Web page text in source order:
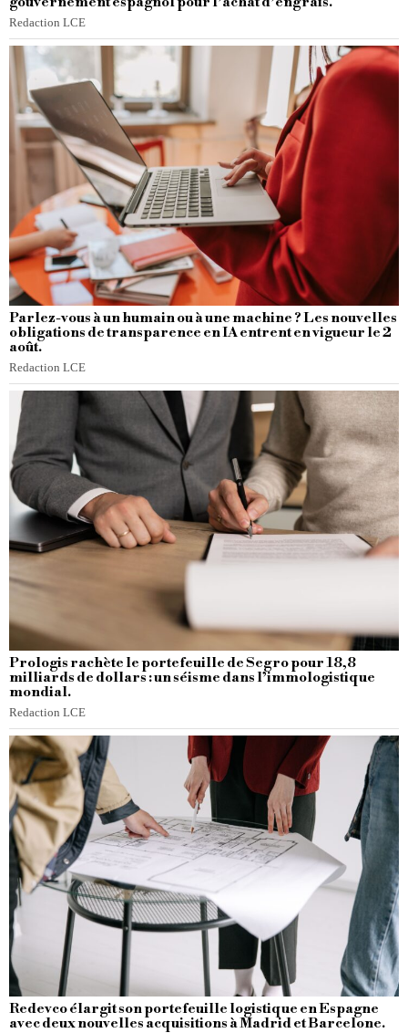
Redaction LCE
Parlez-vous à un humain ou à une machine ? Les nouvelles
obligations de transparence en IA entrent en vigueur le 2
août.
Redaction LCE
Prologis rachète le portefeuille de Segro pour 18,8
milliards de dollars : un séisme dans l’immologistique
mondial.
Redaction LCE
Redevco élargit son portefeuille logistique en Espagne
avec deux nouvelles acquisitions à Madrid et Barcelone.